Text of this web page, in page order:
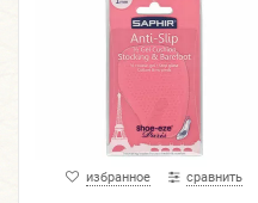
избранное сравнить